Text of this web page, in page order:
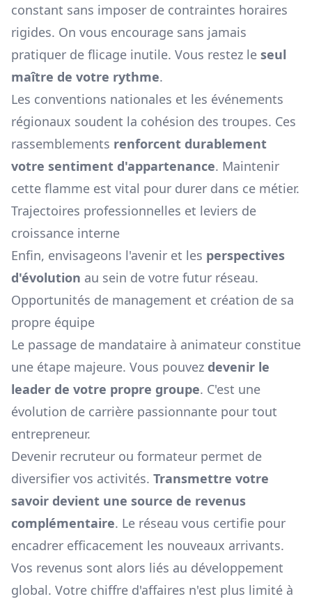
constant sans imposer de contraintes horaires
rigides. On vous encourage sans jamais
pratiquer de flicage inutile. Vous restez le seul
maître de votre rythme.
Les conventions nationales et les événements
régionaux soudent la cohésion des troupes. Ces
rassemblements renforcent durablement
votre sentiment d'appartenance. Maintenir
cette flamme est vital pour durer dans ce métier.
Trajectoires professionnelles et leviers de
croissance interne
Enfin, envisageons l'avenir et les perspectives
d'évolution au sein de votre futur réseau.
Opportunités de management et création de sa
propre équipe
Le passage de mandataire à animateur constitue
une étape majeure. Vous pouvez devenir le
leader de votre propre groupe. C'est une
évolution de carrière passionnante pour tout
entrepreneur.
Devenir recruteur ou formateur permet de
diversifier vos activités. Transmettre votre
savoir devient une source de revenus
complémentaire. Le réseau vous certifie pour
encadrer efficacement les nouveaux arrivants.
Vos revenus sont alors liés au développement
global. Votre chiffre d'affaires n'est plus limité à